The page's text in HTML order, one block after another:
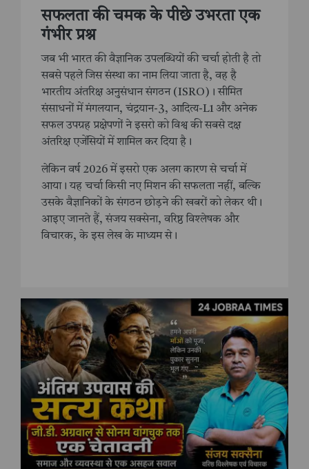
सफलता की चमक के पीछे उभरता एक
गंभीर प्रश्न
जब भी भारत की वैज्ञानिक उपलब्धियों की चर्चा होती है तो
सबसे पहले जिस संस्था का नाम लिया जाता है, वह है
भारतीय अंतरिक्ष अनुसंधान संगठन (ISRO)। सीमित
संसाधनों में मंगलयान, चंद्रयान-3, आदित्य-L1 और अनेक
सफल उपग्रह प्रक्षेपणों ने इसरो को विश्व की सबसे दक्ष
अंतरिक्ष एजेंसियों में शामिल कर दिया है।
लेकिन वर्ष 2026 में इसरो एक अलग कारण से चर्चा में
आया। यह चर्चा किसी नए मिशन की सफलता नहीं, बल्कि
उसके वैज्ञानिकों के संगठन छोड़ने की खबरों को लेकर थी।
आइए जानते हैं, संजय सक्सेना, वरिष्ठ विश्लेषक और
विचारक, के इस लेख के माध्यम से।